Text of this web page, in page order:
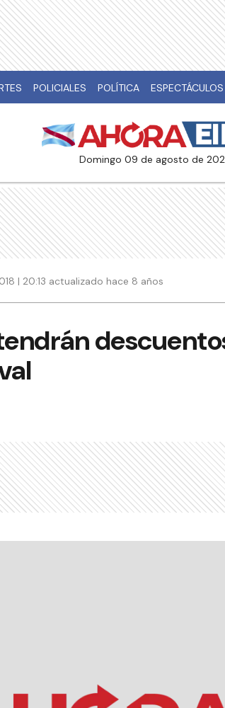
POLICIALES POLÍTICA ESPECTÁCULOS
domingo 09 de agosto de
| 20:13 actualizado hace 8 años